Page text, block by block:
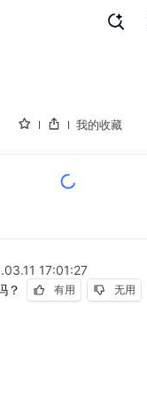
我的收藏
17:01:27
？
有用 无用